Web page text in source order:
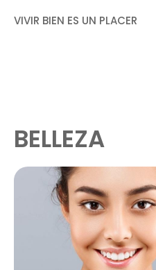
VIVIR BIEN ES UN PLACER
BELLEZA